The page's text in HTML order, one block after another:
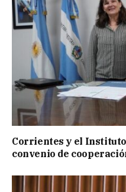
Corrientes y el
convenio de